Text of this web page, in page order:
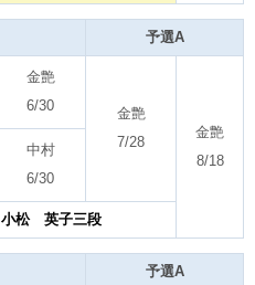
予選A
金艶
6/30
金艶
7/28
金艶
8/18
中村
6/30
小松 英子三段
予選A